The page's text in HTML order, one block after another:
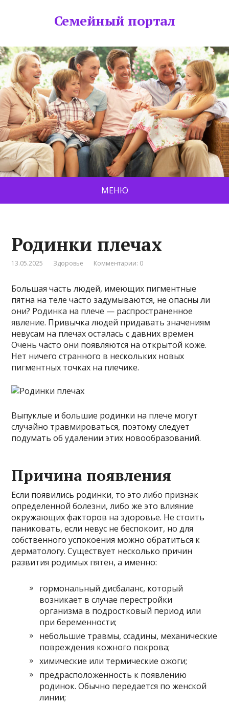
Семейный портал
МЕНЮ
Родинки плечах
13.05.2025 Здоровье Комментарии: 0
Большая часть людей, имеющих пигментные
пятна на теле часто задумываются, не опасны ли
они? Родинка на плече — распространенное
явление. Привычка людей придавать значениям
невусам на плечах осталась с давних времен.
Очень часто они появляются на открытой коже.
Нет ничего странного в нескольких новых
пигментных точках на плечике.
Выпуклые и большие родинки на плече могут
случайно травмироваться, поэтому следует
подумать об удалении этих новообразований.
Причина появления
Если появились родинки, то это либо признак
определенной болезни, либо же это влияние
окружающих факторов на здоровье. Не стоить
паниковать, если невус не беспокоит, но для
собственного успокоения можно обратиться к
дерматологу. Существует несколько причин
развития родимых пятен, а именно:
гормональный дисбаланс, который
возникает в случае перестройки
организма в подростковый период или
при беременности;
небольшие травмы, ссадины, механические
повреждения кожного покрова;
химические или термические ожоги;
предрасположенность к появлению
родинок. Обычно передается по женской
линии;